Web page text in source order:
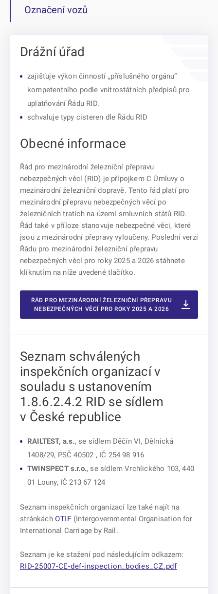
Drážní úřad
zajišťuje výkon činností „příslušného orgánu“
kompetentního podle vnitrostátních předpisů pro
uplatňování Řádu RID.
schvaluje typy cisteren dle Řádu RID
Obecné informace
Řád pro mezinárodní železniční přepravu
nebezpečných věcí (RID) je přípojkem C Úmluvy o
mezinárodní železniční dopravě. Tento řád platí pro
mezinárodní přepravu nebezpečných věcí po
železničních tratích na území smluvních států RID.
Řád také v příloze stanovuje nebezpečné věci, které
jsou z mezinárodní přepravy vyloučeny. Poslední verzi
Řádu pro mezinárodní železniční přepravu
nebezpečných věcí pro roky 2025 a 2026 stáhnete
kliknutím na níže uvedené tlačítko.
ŘÁD PRO MEZINÁRODNÍ ŽELEZNIČNÍ PŘEPRAVU
NEBEZPEČNÝCH VĚCÍ PRO ROKY 2025 A 2026
Seznam schválených
inspekčních organizací v
souladu s ustanovením
1.8.6.2.4.2 RID se sídlem
v České republice
RAILTEST, a.s., se sídlem Děčín VI, Dělnická
1408/29, PSČ 40502 , IČ 254 98 916
TWINSPECT s.r.o., se sídlem Vrchlického 103, 440
01 Louny, IČ 213 67 124
Seznam inspekčních organizací lze také najít na
stránkách OTIF (Intergovernmental Organisation for
International Carriage by Rail.
Seznam je ke stažení pod následujícím odkazem:
RID-25007-CE-def-inspection_bodies_CZ.pdf
Označení vozů